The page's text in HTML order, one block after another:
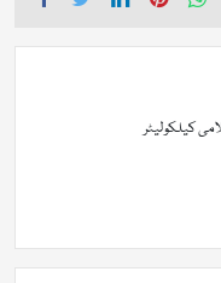
کیلکولیٹر